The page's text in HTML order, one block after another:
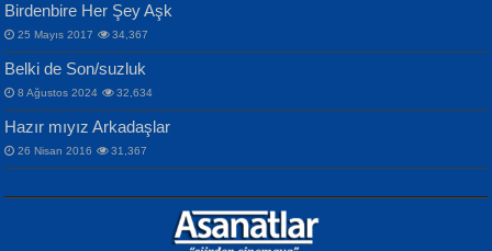
MAHMUT GÜRBÜZ
İbrahim Olmak ve Bitirebilmek...
NURAN KÖSE BAYDAR
Songül Özel
Mahzen...
NAZIM HİKMET RAN
Bir Cezaevinde, Tecritteki Adamın
Mektupları...
Birdenbire Her Şey Aşk
25 Mayıs 2017 34,367
Belki de Son/suzluk
8 Ağustos 2024 32,634
Hazır mıyız Arkadaşlar
26 Nisan 2016 31,367